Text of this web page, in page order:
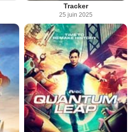
Tracker
25 juin 2025